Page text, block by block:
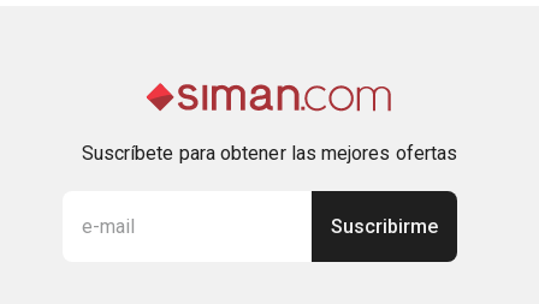
Suscríbete para obtener las mejores ofertas
Suscribirme